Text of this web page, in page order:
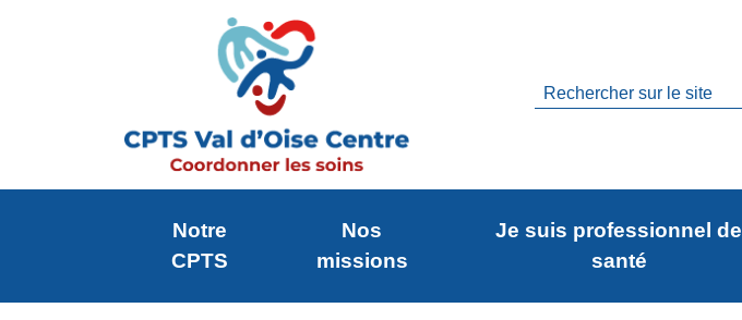
Rechercher
Notre
CPTS
Nos
missions
Je suis professionnel de
santé